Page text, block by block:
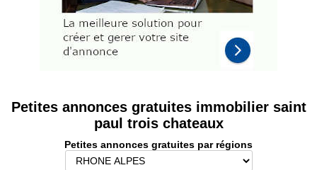
Petites annonces gratuites immobilier saint
paul trois chateaux
Petites annonces gratuites par régions